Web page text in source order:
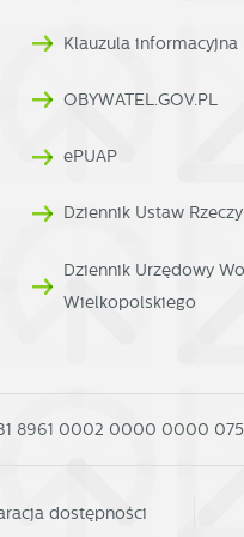
Klauzula informacyjna
OBYWATEL.GOV.PL
ePUAP
Dziennik Ustaw
Dziennik Urzędowy
Wielkopolskiego
8961 0002 0000 0000
dostępności